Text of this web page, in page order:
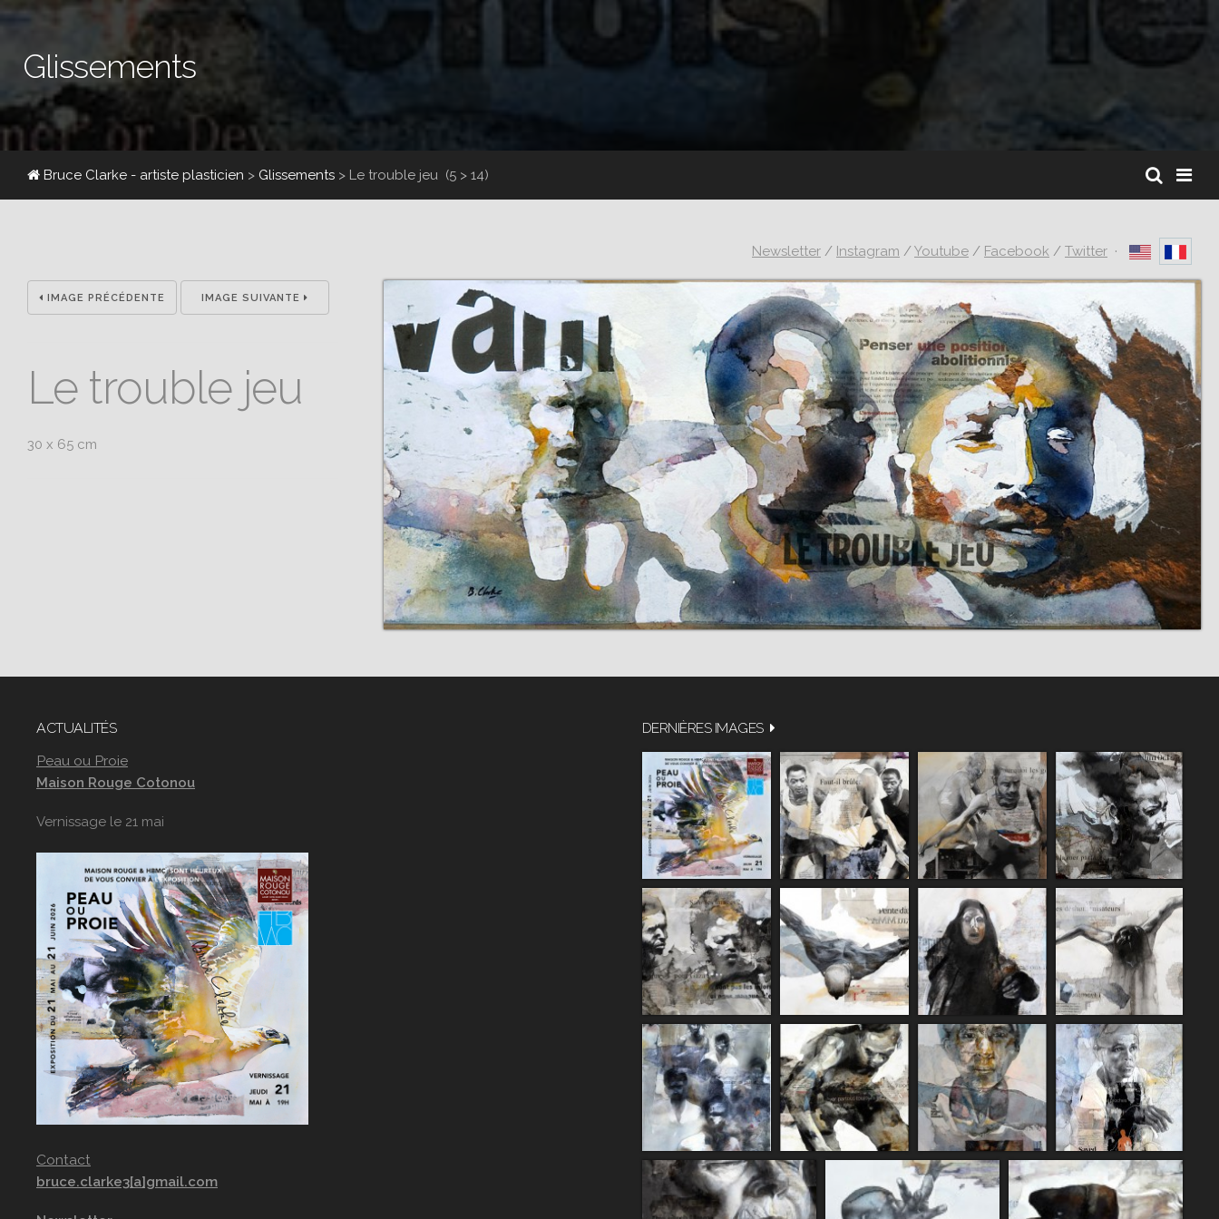
Glissements
Bruce Clarke - artiste plasticien > Glissements > Le trouble jeu (5 > 14)
Newsletter / Instagram /Youtube / Facebook / Twitter ·
IMAGE PRÉCÉDENTE IMAGE SUIVANTE
Le trouble jeu
30 x 65 cm
ACTUALITÉS
Peau ou Proie
Maison Rouge Cotonou
Vernissage le 21 mai
Contact
bruce.clarke3[a]gmail.com
DERNIÈRES IMAGES